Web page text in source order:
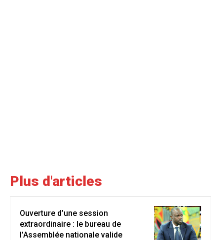
Plus d'articles
Ouverture d’une session
extraordinaire : le bureau de
l’Assemblée nationale valide